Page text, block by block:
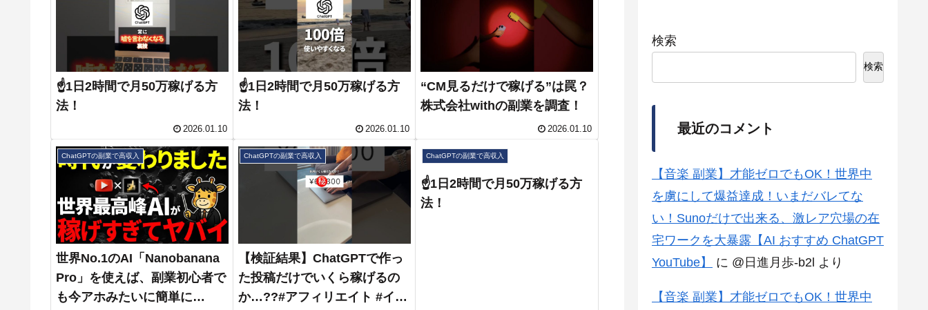
【8oc】【YouTube】【初心
☝️1日2時間で月50万稼げる方
法！
2026.01.10
☝️1日2時間で月50万稼げる方
法！
2026.01.10
“CM見るだけで稼げる”は罠？
株式会社withの副業を調査！
2026.01.10
ChatGPTの副業で高収入
世界No.1のAI「Nanobanana
Pro」を使えば、副業初心者で
も今アホみたいに簡単に
ChatGPTの副業で高収入
【検証結果】ChatGPTで作っ
た投稿だけでいくら稼げるの
か…??#アフィリエイト #イン
ChatGPTの副業で高収入
☝️1日2時間で月50万稼げる方
法！
検索
検索
最近のコメント
【音楽 副業】才能ゼロでもOK！世界中
を虜にして爆益達成！いまだバレてな
い！Sunoだけで出来る、激レア穴場の在
宅ワークを大暴露【AI おすすめ ChatGPT
YouTube】
に @日進月歩-b2l より
【音楽 副業】才能ゼロでもOK！世界中